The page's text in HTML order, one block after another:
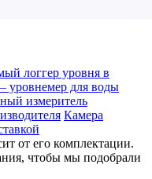
логгер уровня в
уровнемер для воды
измеритель
Камера
от его комплектации.
чтобы мы подобрали